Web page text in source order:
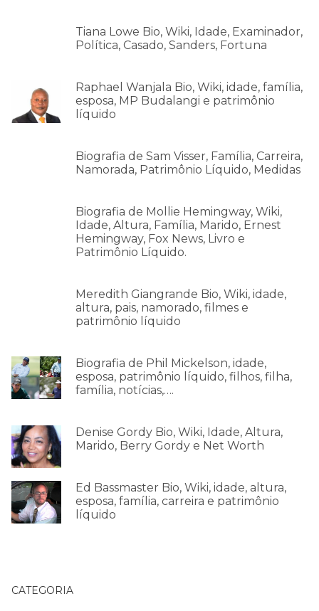
Tiana Lowe Bio, Wiki, Idade, Examinador,
Política, Casado, Sanders, Fortuna
Raphael Wanjala Bio, Wiki, idade, família,
esposa, MP Budalangi e patrimônio
líquido
Biografia de Sam Visser, Família, Carreira,
Namorada, Patrimônio Líquido, Medidas
Biografia de Mollie Hemingway, Wiki,
Idade, Altura, Família, Marido, Ernest
Hemingway, Fox News, Livro e
Patrimônio Líquido.
Meredith Giangrande Bio, Wiki, idade,
altura, pais, namorado, filmes e
patrimônio líquido
Biografia de Phil Mickelson, idade,
esposa, patrimônio líquido, filhos, filha,
família, notícias,….
Denise Gordy Bio, Wiki, Idade, Altura,
Marido, Berry Gordy e Net Worth
Ed Bassmaster Bio, Wiki, idade, altura,
esposa, família, carreira e patrimônio
líquido
CATEGORIA